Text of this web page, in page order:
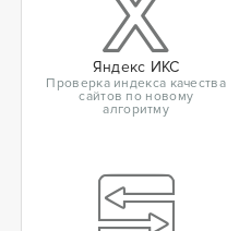
Яндекс ИКС
Проверка индекса качества
сайтов по новому
алгоритму